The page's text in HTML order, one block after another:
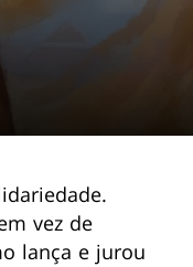
vez de
lança e jurou